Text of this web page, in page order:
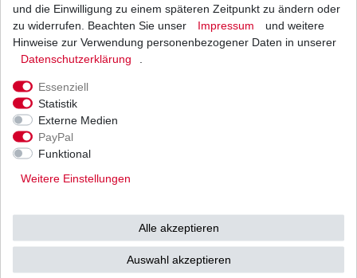
1 Stück | 7,56 € / Stück
inkl. ges. MwSt. zzgl.
Versand
Ab einem Warenwert von
500 Euro versenden wir
53783 Eitorf (
unbedingt Termin
und die Einwilligung zu einem späteren Zeitpunkt zu ändern oder
zu widerrufen. Beachten Sie unser
Impressum
und weitere
Hinweise zur Verwendung personenbezogener Daten in unserer
Daten­schutz­erklärung
Essenziell
Statistik
Externe Medien
PayPal
Funktional
Weitere Einstellungen
Alle akzeptieren
Auswahl akzeptieren